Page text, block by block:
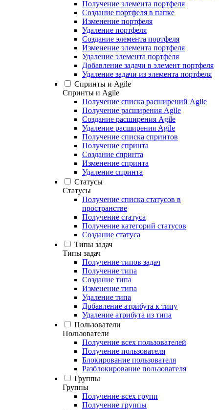
Получение элемента портфеля
Создание портфеля в папке
Изменение портфеля
Удаление портфеля
Создание элемента портфеля
Изменение элемента портфеля
Удаление элемента портфеля
Добавление задачи в элемент портфеля
Удаление задачи из элемента портфеля
Спринты и Agile
Спринты и Agile
Получение списка расширений Agile
Получение расширения Agile
Создание расширения Agile
Удаление расширения Agile
Получение списка спринтов
Получение спринта
Создание спринта
Изменение спринта
Удаление спринта
Статусы
Статусы
Получение списка статусов в
пространстве
Получение статуса
Получение категорий статусов
Создание статуса
Типы задач
Типы задач
Получение типов задач
Получение типа
Создание типа
Изменение типа
Удаление типа
Добавление атрибута к типу
Удаление атрибута из типа
Пользователи
Пользователи
Получение всех пользователей
Получение пользователя
Блокирование пользователя
Разблокирование пользователя
Группы
Группы
Получение всех групп
Получение группы